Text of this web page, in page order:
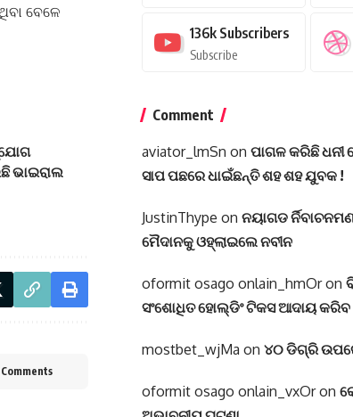
ବେଳେ
ଭାଇରାଲ
136k Subscribers
Subscribe
Comment
aviator_lmSn on ପାଗଳ କରିଛି ଧନୀ
ସାପ ପଛରେ ଧାଇଁଛନ୍ତି ଶହ ଶହ ଯୁବକ !
JustinThype on ନୟାଗଡ
ମୈଦାନକୁ ଓହ୍ଲାଇଲେ ନବୀନ
oformit osago onlain_hmOron
ସଂଶୋଧିତ ହୋଲ୍ଡିଂ ଟିକସ ଆଦାୟ
mostbet_wjMa on ୪୦ ଡିଗ୍ରି
oformit osago onlain_vxOron